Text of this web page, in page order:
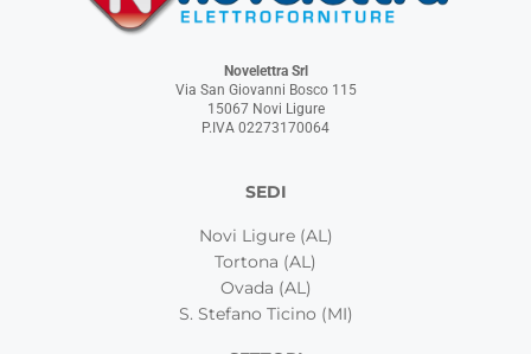
Novelettra Srl
Via San Giovanni Bosco 115
15067 Novi Ligure
P.IVA 02273170064
SEDI
Novi Ligure (AL)
Tortona (AL)
Ovada (AL)
S. Stefano Ticino (MI)